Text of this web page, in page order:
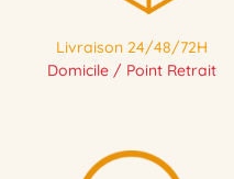
Livraison 24/48/72H
Domicile / Point Retrait